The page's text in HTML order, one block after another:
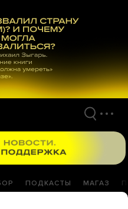
ПОДКАСТЫ МАГАЗ